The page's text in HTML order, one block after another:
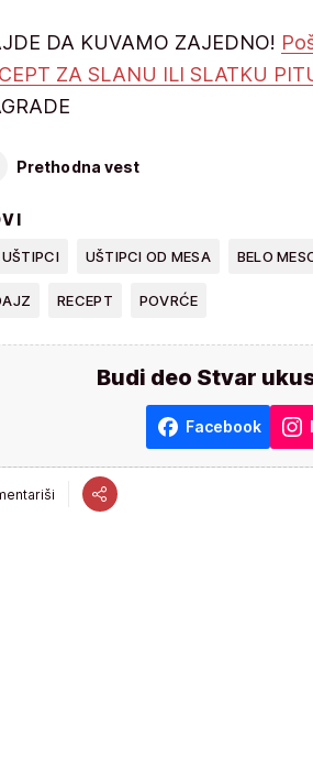
DA KUVAMO ZAJEDNO!
ZA SLANU ILI SLATKU
Prethodna vest
UŠTIPCI OD MESA BELO
RECEPT POVRĆE
Budi deo Stvar
Facebook